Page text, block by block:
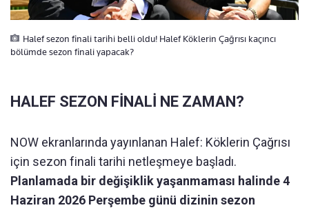
Halef sezon finali tarihi belli oldu! Halef Köklerin Çağrısı kaçıncı
bölümde sezon finali yapacak?
HALEF SEZON FİNALİ NE ZAMAN?
NOW ekranlarında yayınlanan Halef: Köklerin Çağrısı
için sezon finali tarihi netleşmeye başladı.
Planlamada bir değişiklik yaşanmaması halinde 4
Haziran 2026 Perşembe günü dizinin sezon